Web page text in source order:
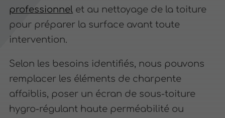
professionnel et au nettoyage de la toiture
pour préparer la surface avant toute
intervention.
Selon les besoins identifiés, nous pouvons
remplacer les éléments de charpente
affaiblis, poser un écran de sous-toiture
hygro-régulant haute perméabilité ou